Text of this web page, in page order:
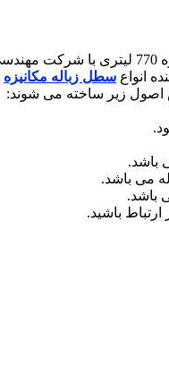
انواع سطل زباله مکانیزه
می باشد.
باشد.
باشید.